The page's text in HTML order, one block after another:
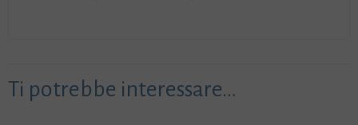
Ti potrebbe interessare…